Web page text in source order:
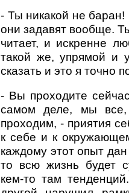
- Ты никакой не баран!
они задавят вообще.
читает, и искренне
такой же, упрямой и
сказать и это я точно
- Вы проходите
самом деле, мы все,
проходим, - приятия
к себе и к
каждому этот опыт
то всю жизнь будет
кем-то там